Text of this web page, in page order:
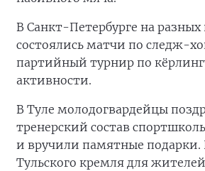
В Санкт-Петербурге на
состоялись матчи по следж-
партийный турнир по
активности.
В Туле молодогвардейцы
тренерский состав
и вручили памятные подарки.
Тульского кремля для